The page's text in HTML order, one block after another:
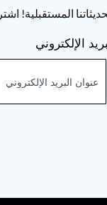
المستقبلية!
الإلكتروني